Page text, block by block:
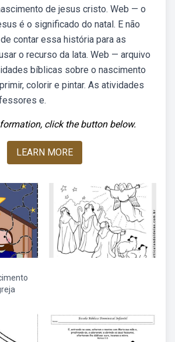
de jesus cristo. Web — o
é o significado do natal. E não
contar essa história para as
o recurso da lata. Web — arquivo
bíblicas sobre o nascimento
colorir e pintar. As atividades
e.
click the button below.
LEARN MORE